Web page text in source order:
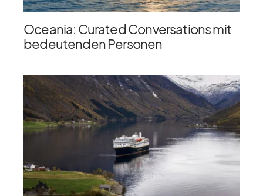
Oceania: Curated Conversations mit
bedeutenden Personen